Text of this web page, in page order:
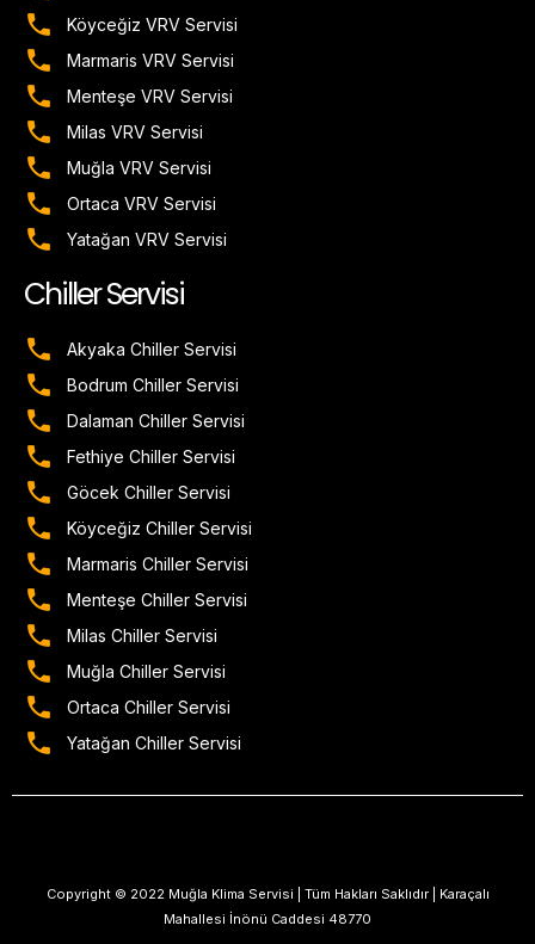
Köyceğiz VRV Servisi
Marmaris VRV Servisi
Menteşe VRV Servisi
Milas VRV Servisi
Muğla VRV Servisi
Ortaca VRV Servisi
Yatağan VRV Servisi
Chiller Servisi
Akyaka Chiller Servisi
Bodrum Chiller Servisi
Dalaman Chiller Servisi
Fethiye Chiller Servisi
Göcek Chiller Servisi
Köyceğiz Chiller Servisi
Marmaris Chiller Servisi
Menteşe Chiller Servisi
Milas Chiller Servisi
Muğla Chiller Servisi
Ortaca Chiller Servisi
Yatağan Chiller Servisi
Copyright © 2022 Muğla Klima Servisi | Tüm Hakları Saklıdır | Karaçalı
Mahallesi İnönü Caddesi 48770